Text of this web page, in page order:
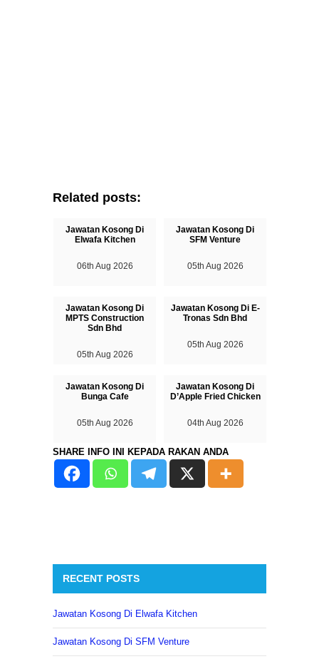
Related posts:
Jawatan Kosong Di
Elwafa Kitchen
06th Aug 2026
Jawatan Kosong Di
SFM Venture
05th Aug 2026
Jawatan Kosong Di
MPTS Construction
Sdn Bhd
05th Aug 2026
Jawatan Kosong Di E-
Tronas Sdn Bhd
05th Aug 2026
Jawatan Kosong Di
Bunga Cafe
05th Aug 2026
Jawatan Kosong Di
D’Apple Fried Chicken
04th Aug 2026
SHARE INFO INI KEPADA RAKAN ANDA
RECENT POSTS
Jawatan Kosong Di Elwafa Kitchen
Jawatan Kosong Di SFM Venture